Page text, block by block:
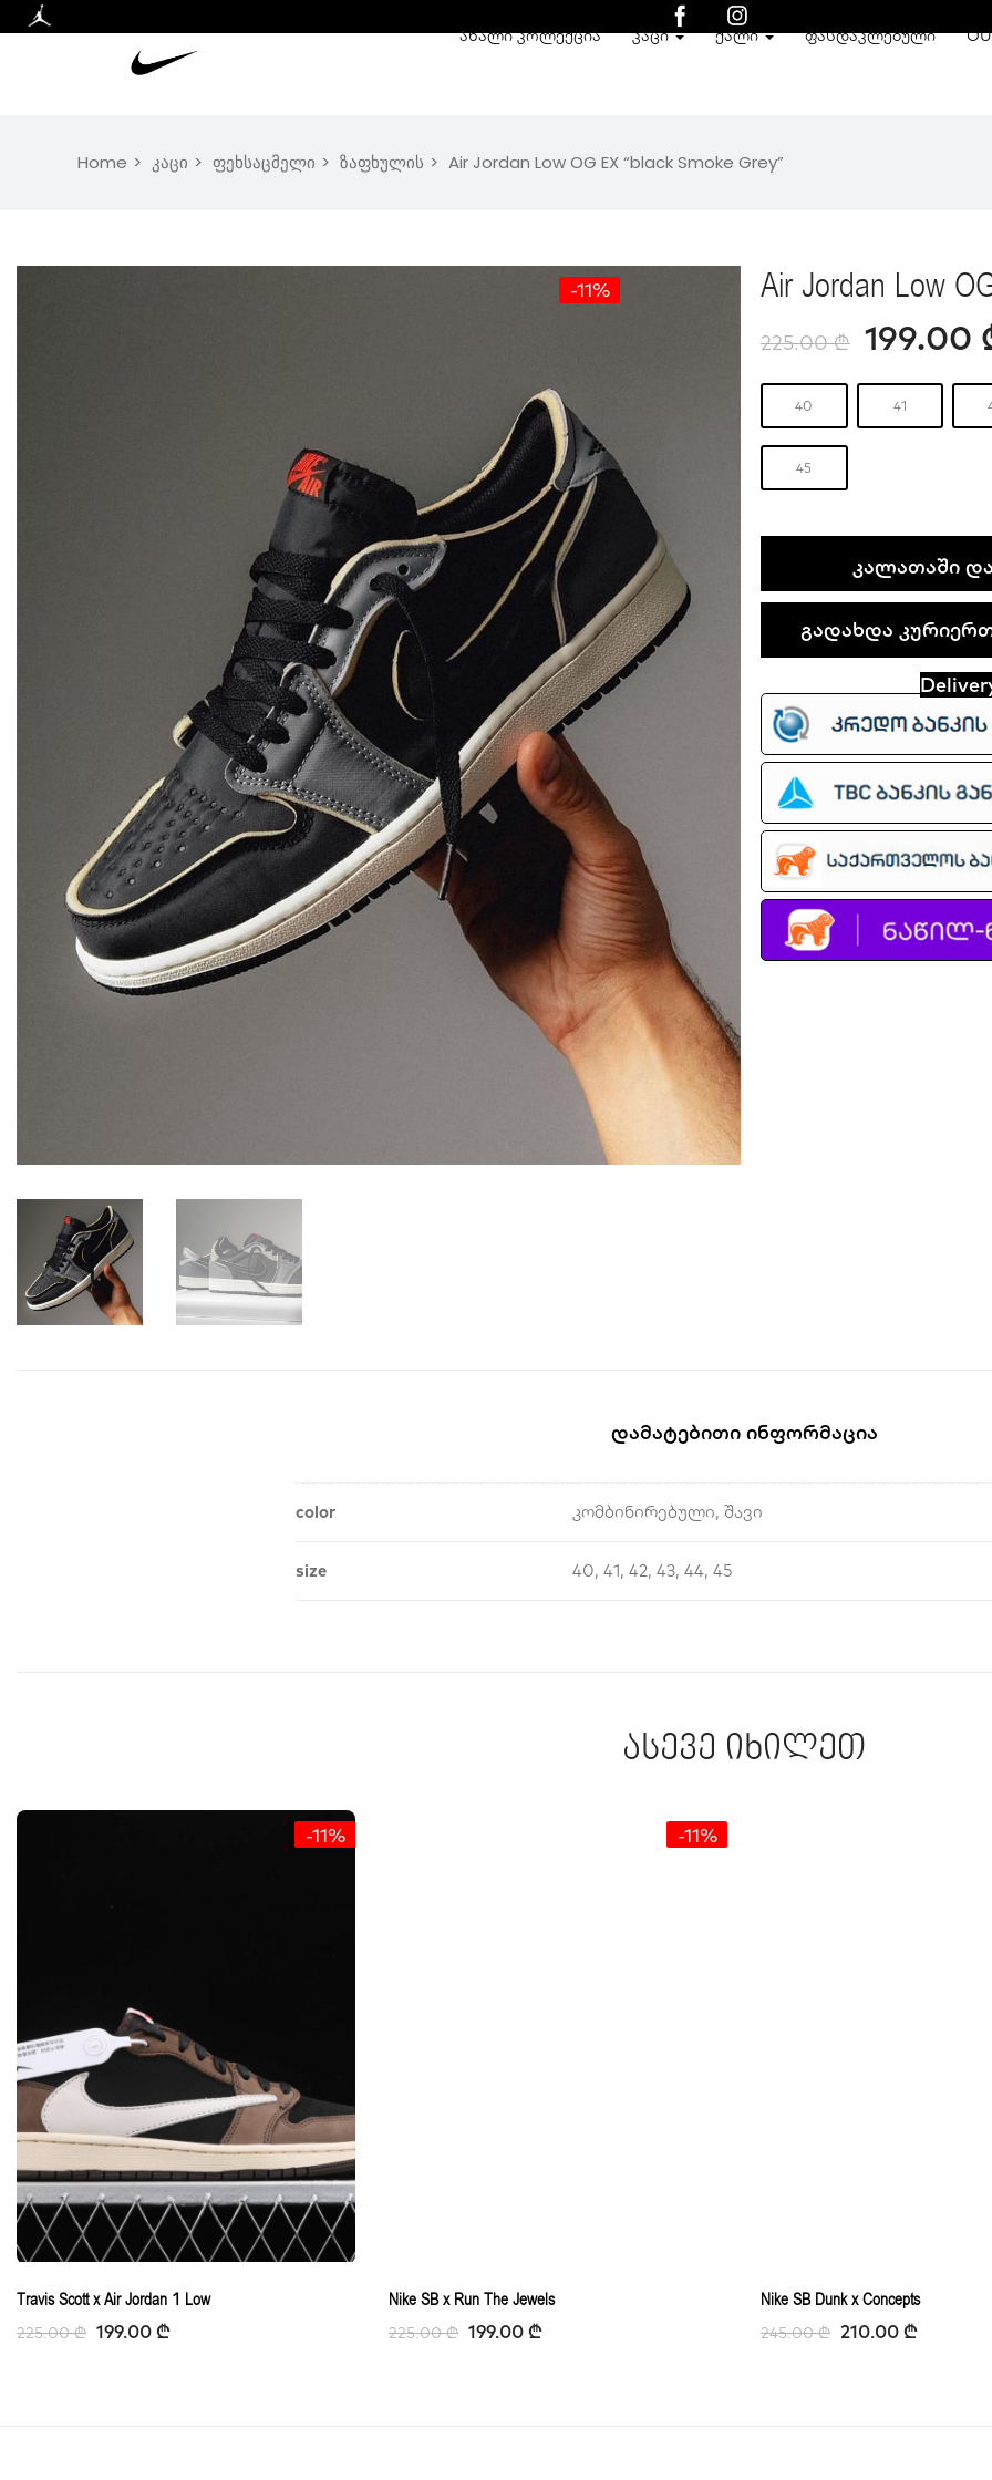
ᲐᲮᲐᲚᲘ ᲙᲝᲚᲔᲥᲪᲘᲐ ᲙᲐᲪᲘ ᲥᲐᲚᲘ ᲤᲐᲡᲓᲐᲙᲚᲔᲑᲣᲚᲘ
Home კაცი ფეხსაცმელი ზაფხულის Air Jordan Low OG EX “black Smoke Grey”
-11% Air Jordan Low
225.00₾ 199.00
40 41
45
Low
EX
“black
Smoke
Grey”
quantity
ᲙᲐᲚᲐᲗᲐᲨᲘ
გადახდა
Დამატებითი Ინფორმაცია
color კომბინირებული, შავი
size 40, 41, 42, 43, 44, 45
ასევე იხილეთ
-11%
Travis Scott x Air Jordan 1 Low
225.00₾ 199.00 ₾
-11%
Nike SB x Run The Jewels
225.00₾ 199.00 ₾
Nike SB Dunk x Concepts
245.00₾ 210.00 ₾